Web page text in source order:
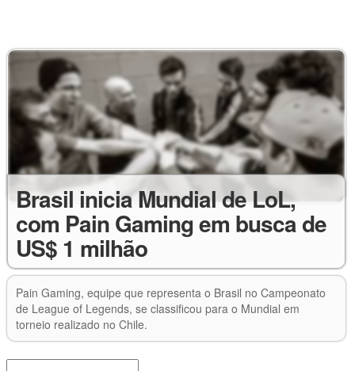
Brasil inicia Mundial de LoL,
com Pain Gaming em busca de
US$ 1 milhão
Pain Gaming, equipe que representa o Brasil no Campeonato
de League of Legends, se classificou para o Mundial em
torneio realizado no Chile.